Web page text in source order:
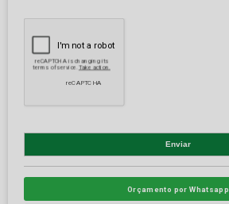
Orçamento por Whatsapp